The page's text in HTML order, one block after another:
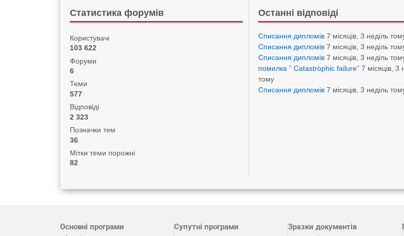
Статистика форумів
Користувачі
103 622
Форуми
6
Теми
577
Відповіді
2 323
Позначки тем
36
Мітки теми порожні
82
Останні відповіді
Списання дипломів 7 місяців, 3 неділь
Списання дипломів 7 місяців, 3 неділь
Списання дипломів 7 місяців, 3 неділь
помилка ” Catastrophic failure” 7 місяців, 3
тому
Списання дипломів 7 місяців, 3 неділь
Основні програми Супутні програми Зразки документів